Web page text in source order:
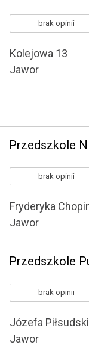
brak opinii
Kolejowa 13
Jawor
brak opinii
Fryderyka
Jawor
brak opinii
Józefa
Jawor